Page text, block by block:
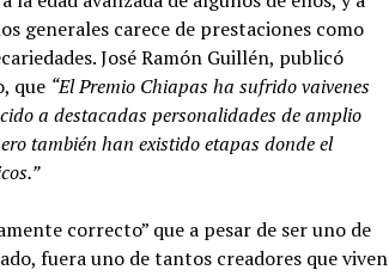
generales carece de prestaciones como
José Ramón Guillén, publicó
que “El Premio Chiapas ha sufrido vaivenes
a destacadas personalidades de amplio
también han existido etapas donde el
correcto” que a pesar de ser uno de
fuera uno de tantos creadores que viven